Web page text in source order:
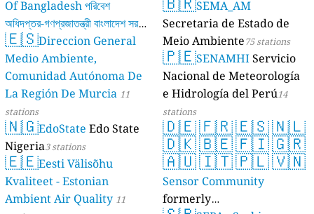
Of Bangladesh পরিবেশ
অধিদপ্তর-গণপ্রজাতন্ত্রী বাংলাদেশ সরকার
17 stations
🇪🇸Direccion General
Medio Ambiente,
Comunidad Autónoma De
La Región De Murcia 11
stations
🇳🇬EdoState Edo State
Nigeria3 stations
🇪🇪Eesti Välisõhu
Kvaliteet - Estonian
Ambient Air Quality 11
SEMA_AM
Secretaria de Estado de
Meio Ambiente75 stations
🇵🇪SENAMHIServicio
Nacional de Meteorología
e Hidrología del Perú14
stations
🇩🇪🇫🇷🇪🇸🇳🇱
🇩🇰🇧🇪🇫🇮🇬🇷
🇦🇺🇮🇹🇵🇱🇻🇳
Sensor Community
formerly